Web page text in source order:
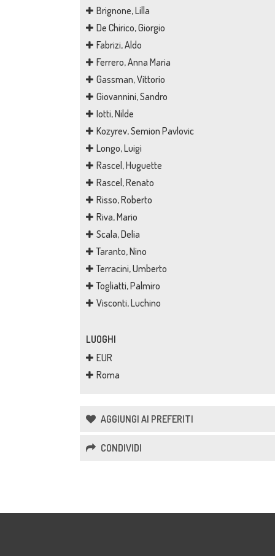
Brignone, Lilla
De Chirico, Giorgio
Fabrizi, Aldo
Ferrero, Anna Maria
Gassman, Vittorio
Giovannini, Sandro
Iotti, Nilde
Kozyrev, Semion Pavlovic
Longo, Luigi
Rascel, Huguette
Rascel, Renato
Risso, Roberto
Riva, Mario
Scala, Delia
Taranto, Nino
Terracini, Umberto
Togliatti, Palmiro
Visconti, Luchino
LUOGHI
EUR
Roma
AGGIUNGI AI PREFERITI
CONDIVIDI